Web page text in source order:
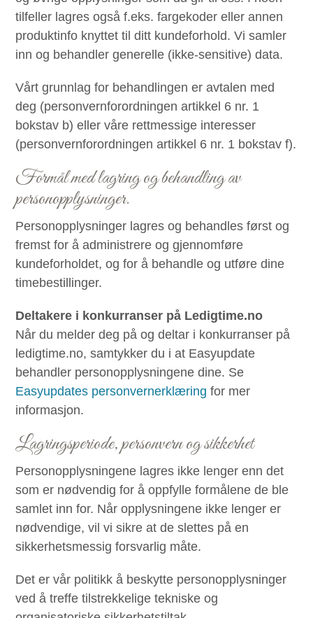
tilfeller lagres også f.eks. fargekoder eller annen
produktinfo knyttet til ditt kundeforhold. Vi samler
inn og behandler generelle (ikke-sensitive) data.
Vårt grunnlag for behandlingen er avtalen med
deg (personvernforordningen artikkel 6 nr. 1
bokstav b) eller våre rettmessige interesser
(personvernforordningen artikkel 6 nr. 1 bokstav f).
Formål med lagring og behandling av
personopplysninger.
Personopplysninger lagres og behandles først og
fremst for å administrere og gjennomføre
kundeforholdet, og for å behandle og utføre dine
timebestillinger.
Deltakere i konkurranser på Ledigtime.no
Når du melder deg på og deltar i konkurranser på
ledigtime.no, samtykker du i at Easyupdate
behandler personopplysningene dine. Se
Easyupdates personvernerklæring for mer
informasjon.
Lagringsperiode, personvern og sikkerhet
Personopplysningene lagres ikke lenger enn det
som er nødvendig for å oppfylle formålene de ble
samlet inn for. Når opplysningene ikke lenger er
nødvendige, vil vi sikre at de slettes på en
sikkerhetsmessig forsvarlig måte.
Det er vår politikk å beskytte personopplysninger
ved å treffe tilstrekkelige tekniske og